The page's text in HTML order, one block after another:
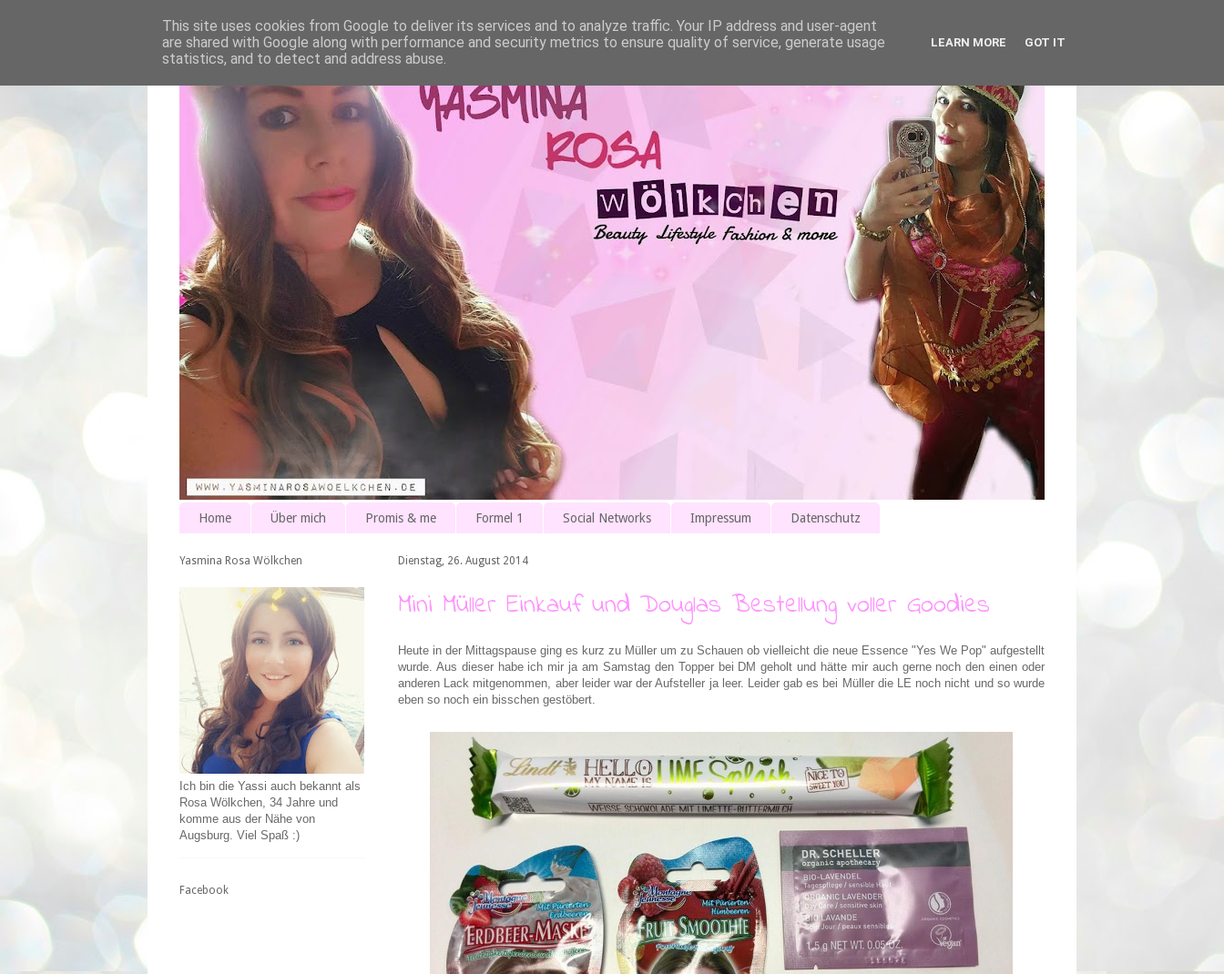
Home Über mich Promis & me Formel 1 Social Networks Impressum Datenschutz
Dienstag, 26. August 2014
Mini Müller Einkauf und Douglas Bestellung voller Goodies
Heute in der Mittagspause ging es kurz zu Müller um zu Schauen ob vielleicht die neue Essence "Yes We Pop" aufgestellt
wurde. Aus dieser habe ich mir ja am Samstag den Topper bei DM geholt und hätte mir auch gerne noch den einen oder
anderen Lack mitgenommen, aber leider war der Aufsteller ja leer. Leider gab es bei Müller die LE noch nicht und so wurde
eben so noch ein bisschen gestöbert.
Yasmina Rosa Wölkchen
Ich bin die Yassi auch bekannt als
Rosa Wölkchen, 34 Jahre und
komme aus der Nähe von
Augsburg. Viel Spaß :)
Facebook
This site uses cookies from Google to deliver its services and to analyze traffic. Your IP address and user-agent
are shared with Google along with performance and security metrics to ensure quality of service, generate usage
statistics, and to detect and address abuse.
LEARN MORE GOT IT